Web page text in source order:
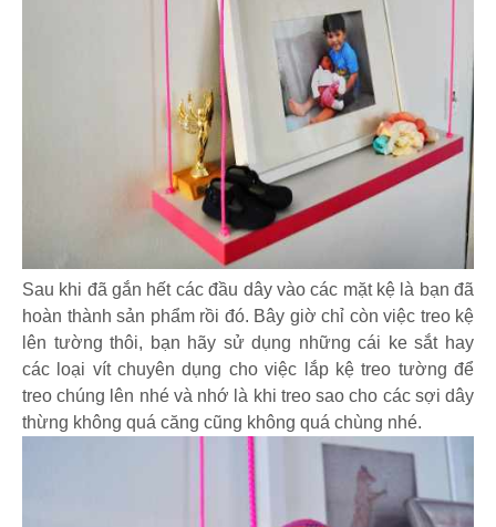
Sau khi đã gắn hết các đầu dây vào các mặt kệ là bạn đã
hoàn thành sản phẩm rồi đó. Bây giờ chỉ còn việc treo kệ
lên tường thôi, bạn hãy sử dụng những cái ke sắt hay
các loại vít chuyên dụng cho việc lắp kệ treo tường để
treo chúng lên nhé và nhớ là khi treo sao cho các sợi dây
thừng không quá căng cũng không quá chùng nhé.